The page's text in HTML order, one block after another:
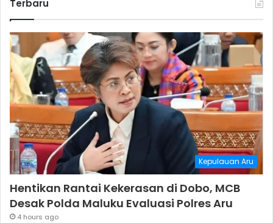
Terbaru
Kepulauan Aru
Hentikan Rantai Kekerasan di Dobo, MCB
Desak Polda Maluku Evaluasi Polres Aru
4 hours ago